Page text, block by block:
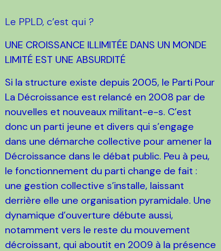
Le PPLD, c’est qui ?
UNE CROISSANCE ILLIMITÉE DANS UN MONDE
LIMITÉ EST UNE ABSURDITÉ
Si la structure existe depuis 2005, le Parti Pour
La Décroissance est relancé en 2008 par de
nouvelles et nouveaux militant-e-s. C’est
donc un parti jeune et divers qui s’engage
dans une démarche collective pour amener la
Décroissance dans le débat public. Peu à peu,
le fonctionnement du parti change de fait :
une gestion collective s’installe, laissant
derrière elle une organisation pyramidale. Une
dynamique d’ouverture débute aussi,
notamment vers le reste du mouvement
décroissant, qui aboutit en 2009 à la présence